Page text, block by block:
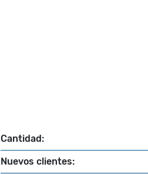
Cantidad:
Nuevos clientes: